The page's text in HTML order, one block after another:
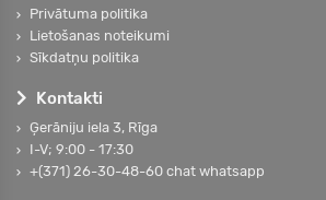
Privātuma politika
Lietošanas noteikumi
Sīkdatņu politika
Kontakti
Ģerāniju iela 3, Rīga
I-V; 9:00 - 17:30
+(371) 26-30-48-60 chat whatsapp